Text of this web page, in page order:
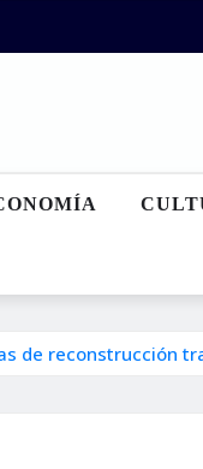
de reconstrucción